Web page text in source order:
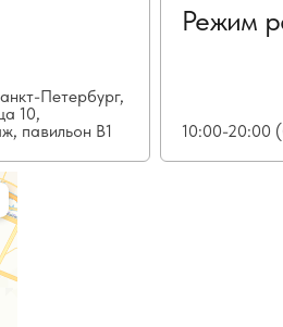
Петербург,
10,
павильон В1
Режим
10:00-20:00